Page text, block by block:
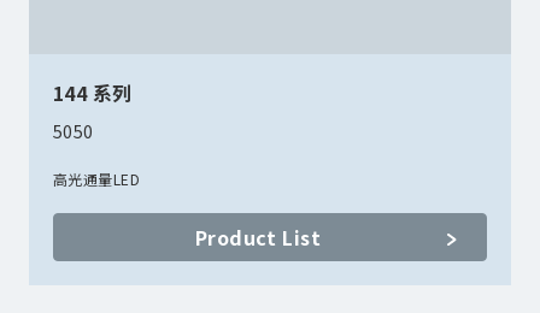
144 系列
5050
高光通量LED
Product List